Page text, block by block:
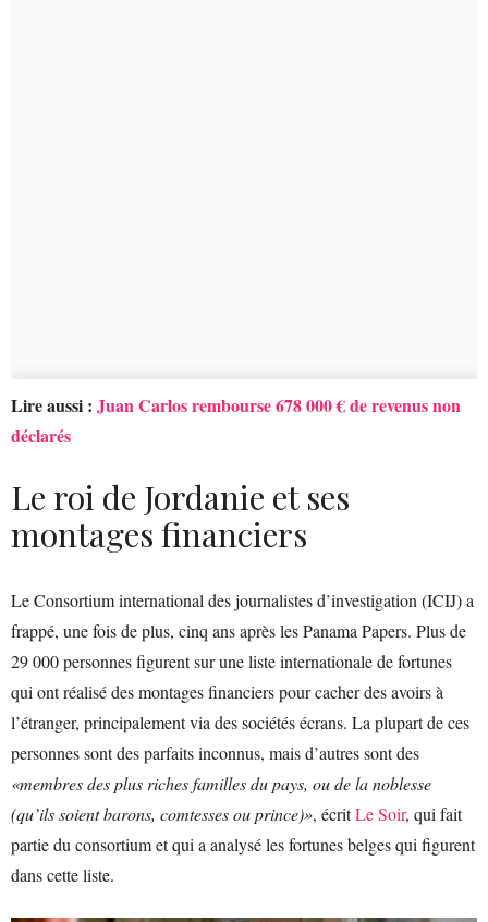
Lire aussi : Juan Carlos rembourse 678 000 € de revenus non
déclarés
Le roi de Jordanie et ses
montages financiers
Le Consortium international des journalistes d’investigation (ICIJ) a
frappé, une fois de plus, cinq ans après les Panama Papers. Plus de
29 000 personnes figurent sur une liste internationale de fortunes
qui ont réalisé des montages financiers pour cacher des avoirs à
l’étranger, principalement via des sociétés écrans. La plupart de ces
personnes sont des parfaits inconnus, mais d’autres sont des
«membres des plus riches familles du pays, ou de la noblesse
(qu’ils soient barons, comtesses ou prince)», écritLe Soir, qui fait
partie du consortium et qui a analysé les fortunes belges qui figurent
dans cette liste.